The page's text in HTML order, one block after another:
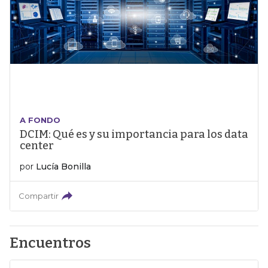
A FONDO
DCIM: Qué es y su importancia para los data
center
por Lucía Bonilla
Compartir
Encuentros